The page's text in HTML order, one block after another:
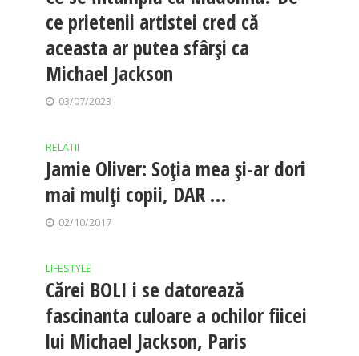
ce prietenii artistei cred că
aceasta ar putea sfârși ca
Michael Jackson
03/07/2023
RELATII
Jamie Oliver: Soția mea și-ar dori
mai mulți copii, DAR …
02/10/2017
LIFESTYLE
Cărei BOLI i se datorează
fascinanta culoare a ochilor fiicei
lui Michael Jackson, Paris